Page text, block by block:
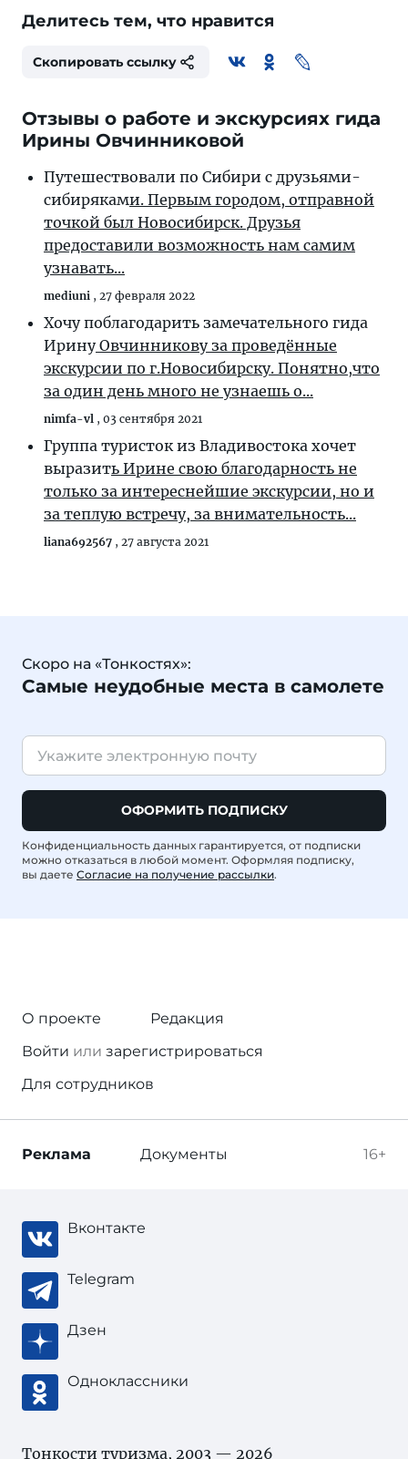
Делитесь тем, что нравится
Скопировать ссылку
Отзывы о работе и экскурсиях гида
Ирины Овчинниковой
Путешествовали по Сибири с друзьями-
сибиряками. Первым городом, отправной
точкой был Новосибирск. Друзья
предоставили возможность нам самим
узнавать...
mediuni , 27 февраля 2022
Хочу поблагодарить замечательного гида
ИринуОвчинникову за проведённые
экскурсии по г.Новосибирску. Понятно,что
за один день много не узнаешь о...
nimfa-vl , 03 сентября 2021
Группа туристок из Владивостока хочет
выразить Ирине свою благодарность не
только за интереснейшие экскурсии, но и
за теплую встречу, за внимательность...
liana692567 , 27 августа 2021
Скоро на «Тонкостях»:
Самые неудобные места в самолете
ОФОРМИТЬ ПОДПИСКУ
Конфиденциальность данных гарантируется, от подписки
можно отказаться в любой момент. Оформляя подписку,
вы даете Согласие на получение рассылки.
О проекте
Редакция
Войти или зарегистрироваться
Для сотрудников
16+
Реклама Документы
Вконтакте
Telegram
Дзен
Одноклассники
Тонкости туризма, 2003 — 2026